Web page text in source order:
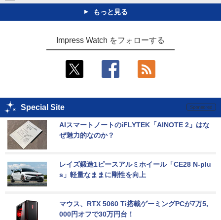
もっと見る
Impress Watch をフォローする
Special Site
AIスマートノートのiFLYTEK「AINOTE 2」はな
ぜ魅力的なのか？
レイズ鍛造1ピースアルミホイール「CE28 N-plu
s」軽量なままに剛性を向上
マウス、RTX 5060 Ti搭載ゲーミングPCが7万5,
000円オフで30万円台！